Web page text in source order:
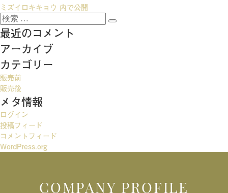
投
稿
ナ
ビ
ゲ
ー
シ
ョ
ン
ミズイロキキョウ 内で公開
検
索:
検
最近のコメント
アーカイブ
カテゴリー
販売前
販売後
メタ情報
ログイン
投稿フィード
コメントフィード
WordPress.org
COMPANY PROFILE